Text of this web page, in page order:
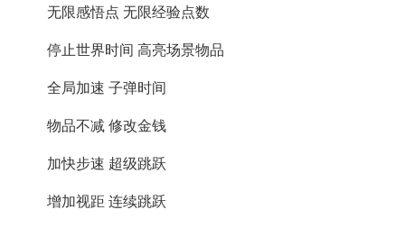
无限感悟点 无限经验点数
停止世界时间 高亮场景物品
全局加速 子弹时间
物品不减 修改金钱
加快步速 超级跳跃
增加视距 连续跳跃